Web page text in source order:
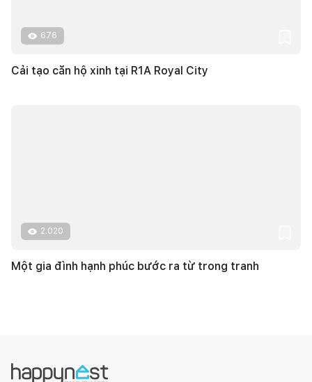
676
Cải tạo căn hộ xinh tại R1A Royal City
2.020
Một gia đình hạnh phúc bước ra từ trong tranh